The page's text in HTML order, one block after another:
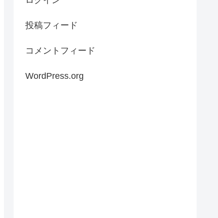
投稿フィード
コメントフィード
WordPress.org